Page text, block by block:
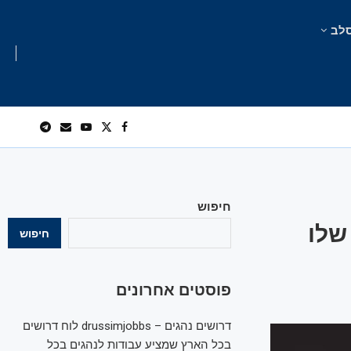
חיפוש
חיפוש
פוסטים אחרונים
דרושים נהגים – drussimjobbs לוח דרושים
בכל הארץ שמציע עבודות לנהגים בכל